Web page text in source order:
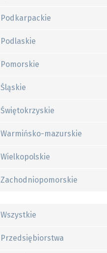
Podkarpackie
Podlaskie
Pomorskie
Śląskie
Świętokrzyskie
Warmińsko-mazurskie
Wielkopolskie
Zachodniopomorskie
Wszystkie
Przedsiębiorstwa